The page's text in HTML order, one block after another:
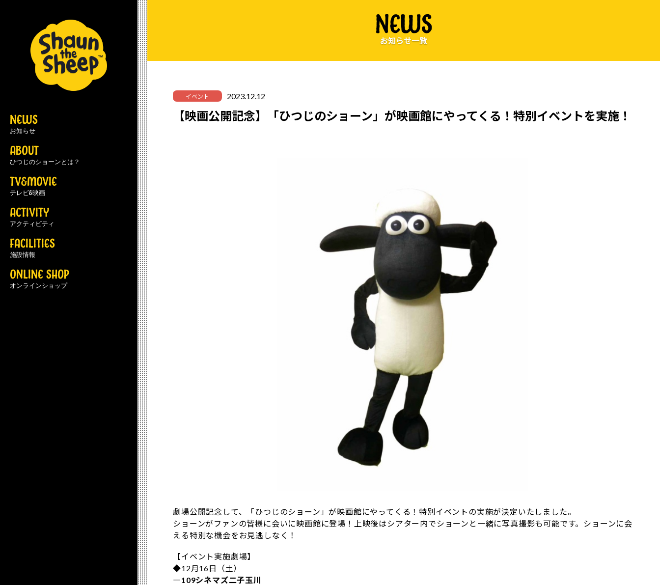
NEWS
お知らせ
ABOUT
ひつじのショーンとは？
TV&MOVIE
テレビ&映画
ACTIVITY
アクティビティ
FACILITIES
施設情報
ONLINE SHOP
オンラインショップ
NEWS
お知らせ一覧
イベント 2023.12.12
【映画公開記念】「ひつじのショーン」が映画館にやってくる！特別イベントを実施！
劇場公開記念して、「ひつじのショーン」が映画館にやってくる！特別イベントの実施が決定いたしました。
ショーンがファンの皆様に会いに映画館に登場！上映後はシアター内でショーンと一緒に写真撮影も可能です。ショーンに会
える特別な機会をお見逃しなく！
【イベント実施劇場】
◆12月16日（土）
―109シネマズ二子玉川